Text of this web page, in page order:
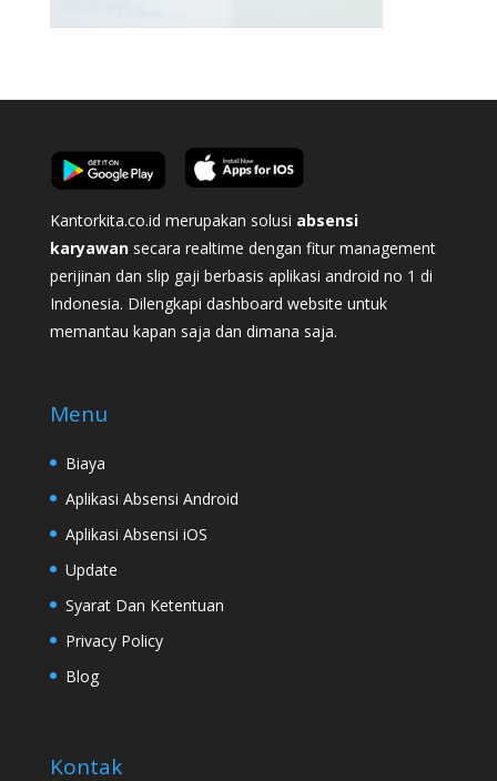
Kantorkita.co.id merupakan solusi absensi
karyawan secara realtime dengan fitur management
perijinan dan slip gaji berbasis aplikasi android no 1 di
Indonesia. Dilengkapi dashboard website untuk
memantau kapan saja dan dimana saja.
Menu
Biaya
Aplikasi Absensi Android
Aplikasi Absensi iOS
Update
Syarat Dan Ketentuan
Privacy Policy
Blog
Kontak